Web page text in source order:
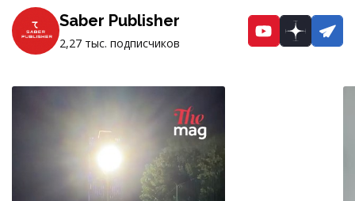
Saber Publisher
2,27 тыс. подписчиков
YouTubeDzen